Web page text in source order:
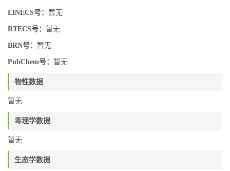
EINECS号： 暂无
RTECS号： 暂无
BRN号： 暂无
PubChem号： 暂无
物性数据
暂无
毒理学数据
暂无
生态学数据